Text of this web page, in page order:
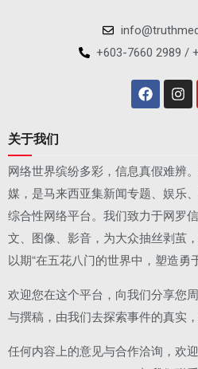
+603-7660 2989 /
关于我们
网络世界缤纷多彩，信息真假难辨
媒，是马来西亚集新闻专题、娱乐
综合性网络平台。我们致力于网罗
文、图像、影音，为大众抽丝剥茧
以期“在五花八门的世界中，塑造勇
欢迎您在这个平台，向我们分享您
与撰稿，由我们去探索事件的真实
任何内容上的意见与合作洽询，欢